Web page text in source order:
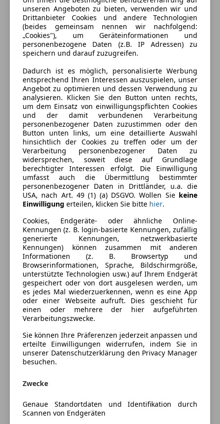
Energieverbrauch
Kraftstoff
Benzin
Kraftstoffverbrauch
10,30 l/100 km (komb.)
Ausstattung
Komfort
Armlehne
Beheizbare Frontscheibe
Einparkhilfe
Einparkhilfe Rückfahrkamera
Einparkhilfe Sensoren hinten
Einparkhilfe Sensoren vorne
Elektrische Fensterheber
Elektrische Sitze
Getönte Scheiben
Klimaautomatik
Navigationssystem
Regensensor
Mehr anzeigen
Fahrzeugbeschreibung
Preis: 43000
Verkaufe mein geliebtes Fahrzeug BMW M6
Auto wurde nur im sommergefahren
(AUTOBAHNKILOMETER!)
Ca vor 1jahr wurde mehr als 7k investiert
(Auspuffanlage tieferlegungsfeder vollfolierung!)
ACHTUNG NOVA FÄLLIG!
unseren Angeboten zu bieten, verwenden wir und
Drittanbieter Cookies und andere Technologien
(beides gemeinsam nennen wir nachfolgend:
„Cookies"), um Geräteinformationen und
personenbezogene Daten (z.B. IP Adressen) zu
speichern und darauf zuzugreifen.
Dadurch ist es möglich, personalisierte Werbung
entsprechend Ihren Interessen auszuspielen, unser
Angebot zu optimieren und dessen Verwendung zu
analysieren. Klicken Sie den Button unten rechts,
um dem Einsatz von einwilligungspflichten Cookies
und der damit verbundenen Verarbeitung
personenbezogener Daten zuzustimmen oder den
Button unten links, um eine detaillierte Auswahl
hinsichtlich der Cookies zu treffen oder um der
Verarbeitung personenbezogener Daten zu
widersprechen, soweit diese auf Grundlage
berechtigter Interessen erfolgt. Die Einwilligung
umfasst auch die Übermittlung bestimmter
personenbezogener Daten in Drittländer, u.a. die
USA, nach Art. 49 (1) (a) DSGVO. Wollen Sie keine
Einwilligung erteilen, klicken Sie bitte hier.
Cookies, Endgeräte- oder ähnliche Online-
Kennungen (z. B. login-basierte Kennungen, zufällig
generierte Kennungen, netzwerkbasierte
Kennungen) können zusammen mit anderen
Informationen (z. B. Browsertyp und
Browserinformationen, Sprache, Bildschirmgröße,
unterstützte Technologien usw.) auf Ihrem Endgerät
gespeichert oder von dort ausgelesen werden, um
es jedes Mal wiederzuerkennen, wenn es eine App
oder einer Webseite aufruft. Dies geschieht für
einen oder mehrere der hier aufgeführten
Verarbeitungszwecke.
Sie können Ihre Präferenzen jederzeit anpassen und
erteilte Einwilligungen widerrufen, indem Sie in
unserer Datenschutzerklärung den Privacy Manager
besuchen.
Zwecke
Genaue Standortdaten und Identifikation durch
Scannen von Endgeräten